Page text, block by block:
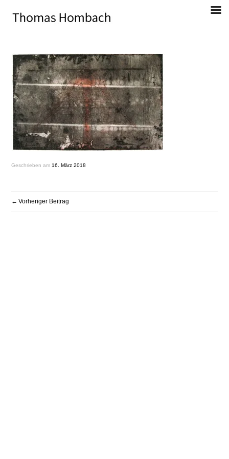
Direkt
Thomas Hombach, Bildender Künstler
Geschrieben am 16. März 2018
BEITRAGSNAVIGATION
Vorheriger Beitrag